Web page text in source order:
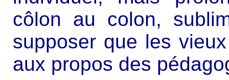
côlon au colon,
supposer que les
aux propos des